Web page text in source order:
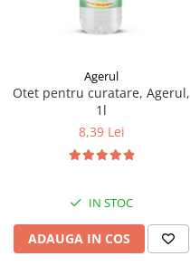
Agerul
Otet pentru curatare, Agerul,
1l
8,39 Lei
IN STOC
ADAUGA IN COS